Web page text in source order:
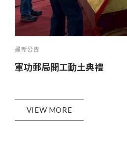
最新公告
軍功郵局開工動土典禮
VIEW MORE